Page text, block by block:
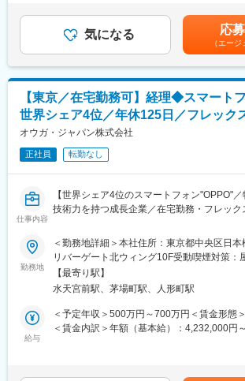
＜入社後3か月＞
・事業構造、売上・コスト構造の理解
・外部に記帳代行している経理業務の把握
・マネーフォワード、バクラクシリーズなど
ルールの把握
＜入社半年＞
・親会社・グループ会社の月次経理業務（主
・月次決算の早期化に向けたスケジュール・
行
・数値の整合性確認、差異の把握、関係部署
整
・経理業務における属人化・非効率な部分の
＜入社1年後＞
・年次決算業務
・IPOに向けた経理オペレーションの構築・
・管理会計・予算管理に向けた数値基盤の整備
■業務の魅力
賞与あり。年収は月給・固定残業代・賞与を
（2月-3月頃）。賃金はあくまでも目安の金
て上下する可能性があります。月給(月額)は
です。
気になる 応
（エー
【東京／在宅勤務可】経理◆スマート
世界シェア4位／年休125日／フレック
オウガ・ジャパン株式会社
正社員 転勤なし
仕事内容
【世界シェア4位のスマートフォン"OPPO"
技術力を持つ成長企業／在宅勤務・フレッ
【主な業務内容】
◆月次決算業務
・売上AR関連
・固定資産
・在庫管理
・売掛金
勤務地
＜勤務地詳細＞本社住所：東京都中央区日
リバーゲート北ウィング10F受動喫煙対策：
範囲：会社の定める事業所（リモートワーク
【最寄り駅】
水天宮前駅、茅場町駅、人形町駅
給与
＜予定年収＞500万円～700万円＜賃金形態
＜賃金内訳＞年額（基本給）：4,232,000円